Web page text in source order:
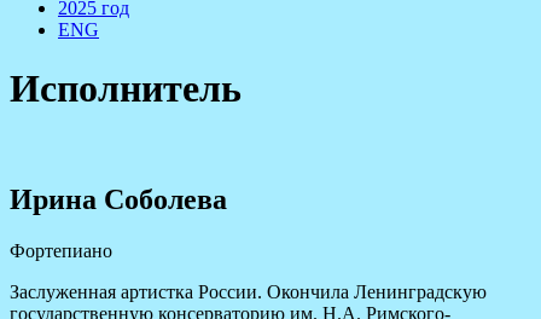
2025 год
ENG
Исполнитель
Ирина Соболева
Фортепиано
Заслуженная артистка России. Окончила Ленинградскую
государственную консерваторию им. Н.А. Римского-